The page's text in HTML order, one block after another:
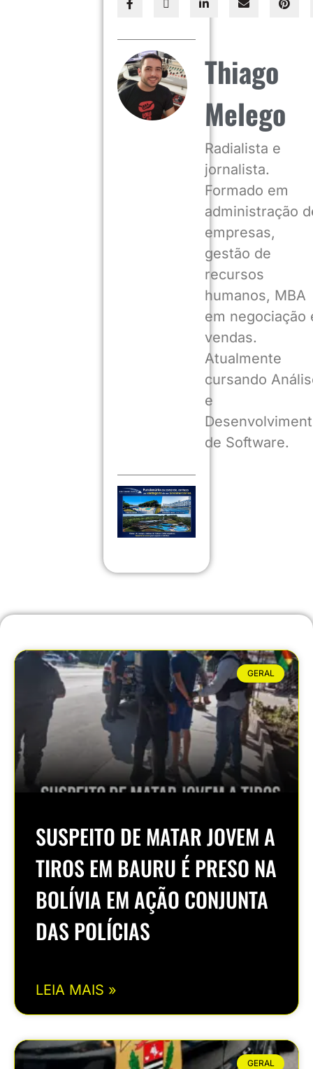
Thiago
Melego
Radialista e
jornalista.
Formado em
administração
empresas,
gestão de
recursos
humanos, MBA
em negociação
vendas.
Atualmente
cursando
e
de Software.
GERAL
SUSPEITO DE MATAR JOVEM A
TIROS EM BAURU É PRESO NA
BOLÍVIA EM AÇÃO CONJUNTA
DAS POLÍCIAS
LEIA MAIS »
GERAL